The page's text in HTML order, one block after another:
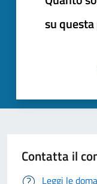
su
Contatta il
Leggi le